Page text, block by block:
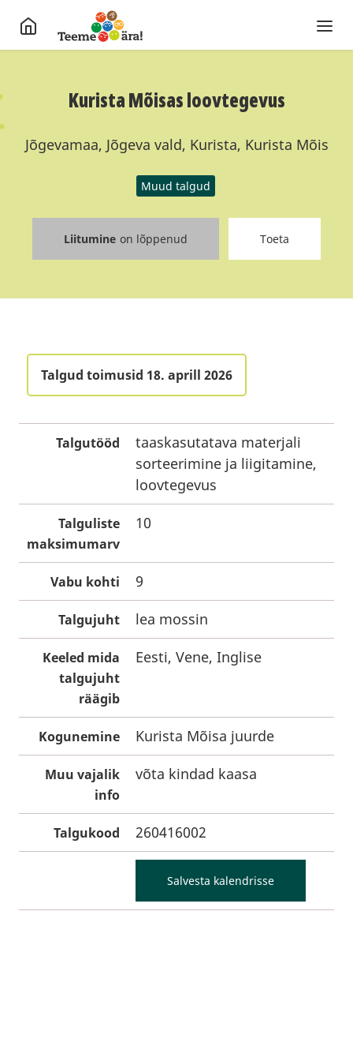
Kurista Mõisas loovtegevus
Jõgevamaa, Jõgeva vald, Kurista, Kurista Mõis
Muud talgud
Liitumine on lõppenud Toeta
Talgud toimusid 18. aprill 2026
Talgutööd
taaskasutatava materjali
sorteerimine ja liigitamine,
loovtegevus
Talguliste
maksimumarv
10
Vabu kohti 9
Talgujuht lea mossin
Keeled mida
talgujuht
räägib
Eesti, Vene, Inglise
Kogunemine Kurista Mõisa juurde
Muu vajalik
info
võta kindad kaasa
Talgukood 260416002
Salvesta kalendrisse